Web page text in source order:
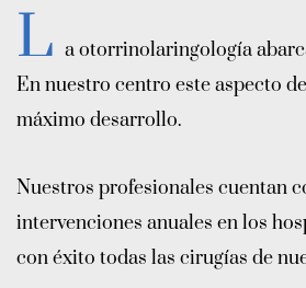
L a otorrinolaringología
En nuestro centro este aspecto
máximo desarrollo.
Nuestros profesionales cuentan
intervenciones anuales en los
con éxito todas las cirugías de